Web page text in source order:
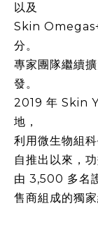
以及
Skin
分。
專家團隊繼續
發。
2019 年 Skin
地，
利用微生物組
自推出以來，
由 3,500 多名
售商組成的獨